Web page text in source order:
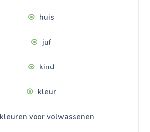
huis
juf
kind
kleur
kleuren voor volwassenen